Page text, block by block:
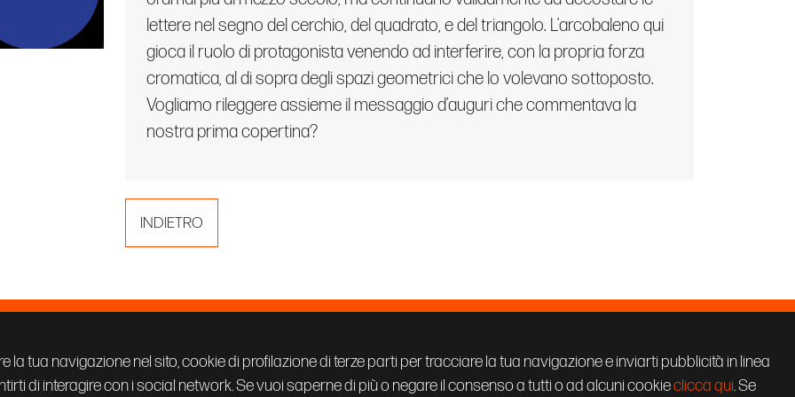
la tua navigazione nel sito, cookie di profilazione di terze parti per tracciare la tua navigazione e inviarti pubblicità in linea
di interagire con i social network. Se vuoi saperne di più o negare il consenso a tutti o ad alcuni cookieclicca qui. Se
lettere nel segno del cerchio, del quadrato, e del triangolo. L’arcobaleno qui
gioca il ruolo di protagonista venendo ad interferire, con la propria forza
cromatica, al di sopra degli spazi geometrici che lo volevano sottoposto.
Vogliamo rileggere assieme il messaggio d’auguri che commentava la
nostra prima copertina?
INDIETRO
CREDITS